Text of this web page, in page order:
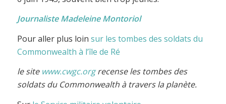
Journaliste Madeleine Montoriol
Pour aller plus loin sur les tombes des soldats du
Commonwealth à l’île de Ré
le site www.cwgc.orgrecense les tombes des
soldats du Commonwealth à travers la planète.